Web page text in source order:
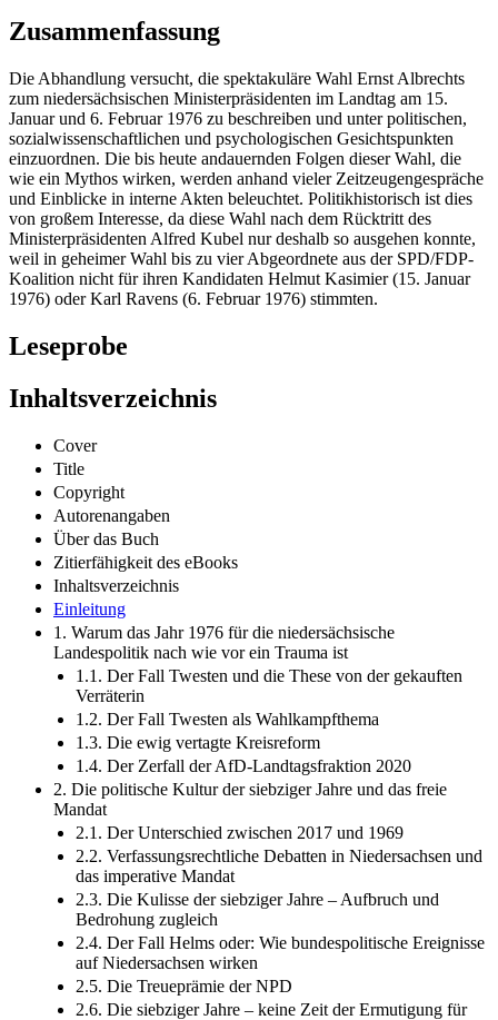
Zusammenfassung
Die Abhandlung versucht, die spektakuläre Wahl Ernst Albrechts
zum niedersächsischen Ministerpräsidenten im Landtag am 15.
Januar und 6. Februar 1976 zu beschreiben und unter politischen,
sozialwissenschaftlichen und psychologischen Gesichtspunkten
einzuordnen. Die bis heute andauernden Folgen dieser Wahl, die
wie ein Mythos wirken, werden anhand vieler Zeitzeugengespräche
und Einblicke in interne Akten beleuchtet. Politikhistorisch ist dies
von großem Interesse, da diese Wahl nach dem Rücktritt des
Ministerpräsidenten Alfred Kubel nur deshalb so ausgehen konnte,
weil in geheimer Wahl bis zu vier Abgeordnete aus der SPD/FDP-
Koalition nicht für ihren Kandidaten Helmut Kasimier (15. Januar
1976) oder Karl Ravens (6. Februar 1976) stimmten.
Leseprobe
Inhaltsverzeichnis
Cover
Title
Copyright
Autorenangaben
Über das Buch
Zitierfähigkeit des eBooks
Inhaltsverzeichnis
Einleitung
1. Warum das Jahr 1976 für die niedersächsische
Landespolitik nach wie vor ein Trauma ist
1.1. Der Fall Twesten und die These von der gekauften
Verräterin
1.2. Der Fall Twesten als Wahlkampfthema
1.3. Die ewig vertagte Kreisreform
1.4. Der Zerfall der AfD-Landtagsfraktion 2020
2. Die politische Kultur der siebziger Jahre und das freie
Mandat
2.1. Der Unterschied zwischen 2017 und 1969
2.2. Verfassungsrechtliche Debatten in Niedersachsen und
das imperative Mandat
2.3. Die Kulisse der siebziger Jahre – Aufbruch und
Bedrohung zugleich
2.4. Der Fall Helms oder: Wie bundespolitische Ereignisse
auf Niedersachsen wirken
2.5. Die Treueprämie der NPD
2.6. Die siebziger Jahre – keine Zeit der Ermutigung für